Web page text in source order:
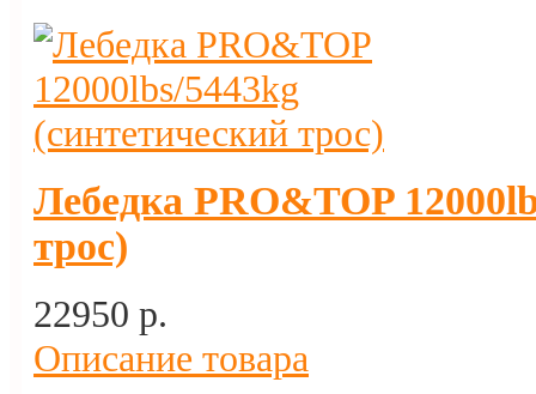
Лебедка PRO&TOP
трос)
22950 p.
Описание товара